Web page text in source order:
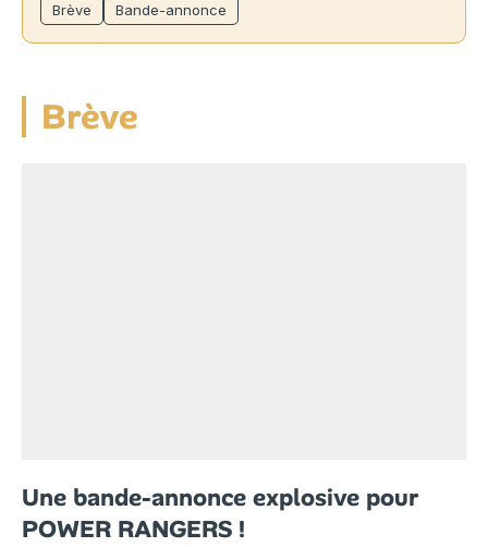
Brève Bande-annonce
Brève
Une bande-annonce explosive pour
POWER RANGERS !